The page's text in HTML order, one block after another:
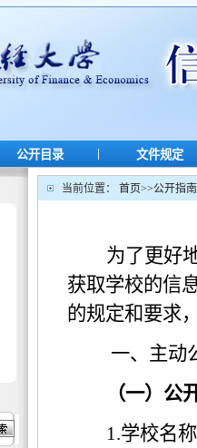
公开目录 | 文件规定
当前位置： 首页>>公开指南
为了更好
获取学校的信
的规定和要求
一、主动
（一）公
1.学校名